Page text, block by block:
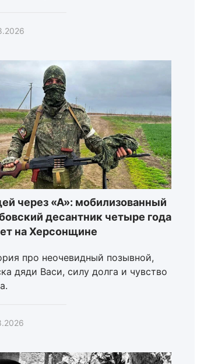
через «А»: мобилизованный
десантник четыре года
на Херсонщине
про неочевидный позывной,
дяди Васи, силу долга и чувство